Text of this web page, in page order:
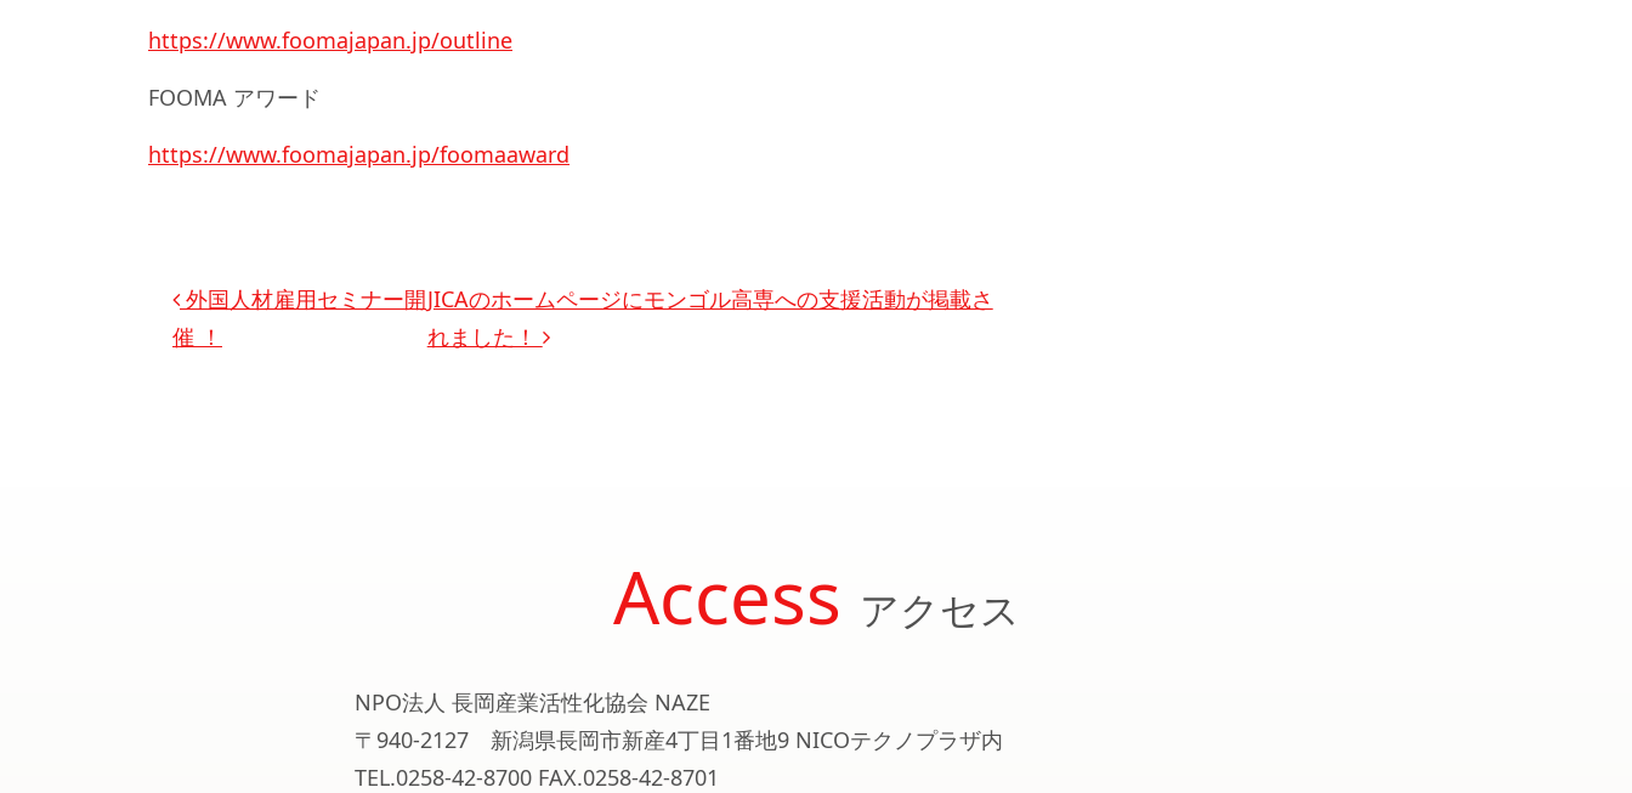
https://www.foomajapan.jp/outline
FOOMA アワード
https://www.foomajapan.jp/foomaaward
投稿ナビゲーション
外国人材雇用セミナー開
催 ！
JICAのホームページにモンゴル高専への支援活動が掲載さ
れました！
Access アクセス
NPO法人 長岡産業活性化協会 NAZE
〒940-2127 新潟県長岡市新産4丁目1番地9 NICOテクノプラザ内
TEL.0258-42-8700 FAX.0258-42-8701